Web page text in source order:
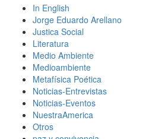
In English
Jorge Eduardo Arellano
Justica Social
Literatura
Medio Ambiente
Medioambiente
Metafísica Poética
Noticias-Entrevistas
Noticias-Eventos
NuestraAmerica
Otros